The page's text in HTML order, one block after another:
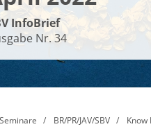
InfoBrief
Nr. 34
Seminare BR/PR/JAV/SBV Know